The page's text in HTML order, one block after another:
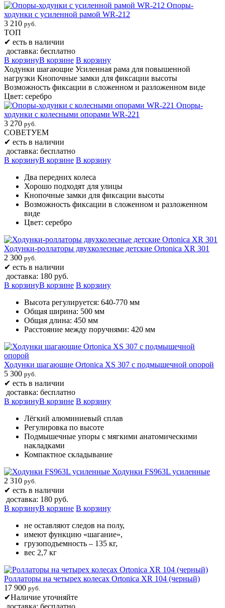
Опоры-
ходунки с усиленной рамой WR-212
3 210 руб.
ТОП
✔ есть в наличии
доставка: бесплатно
В корзинуВ корзине В корзину
Ходунки шагающие Усиленная рама для повышенной
нагрузки Кнопочные замки для фиксации высоты
Возможность фиксации в сложенном и разложенном виде
Цвет: серебро
Опоры-
ходунки с колесными опорами WR-221
3 270 руб.
СОВЕТУЕМ
✔ есть в наличии
доставка: бесплатно
В корзинуВ корзине В корзину
Два передних колеса
Хорошо подходят для улицы
Кнопочные замки для фиксации высоты
Возможность фиксации в сложенном и разложенном
виде
Цвет: серебро
Ходунки-роллаторы двухколесные детские Ortonica XR 301
2 300 руб.
✔ есть в наличии
доставка: 180 руб.
В корзинуВ корзине В корзину
Высота регулируется: 640-770 мм
Общая ширина: 500 мм
Общая длина: 450 мм
Расстояние между поручнями: 420 мм
Ходунки шагающие Ortonica XS 307 c подмышечной опорой
5 300 руб.
✔ есть в наличии
доставка: бесплатно
В корзинуВ корзине В корзину
Лёгкий алюминиевый сплав
Регулировка по высоте
Подмышечные упоры с мягкими анатомическими
накладками
Компактное складывание
Ходунки FS963L усиленные
2 310 руб.
✔ есть в наличии
доставка: 180 руб.
В корзинуВ корзине В корзину
не оставляют следов на полу,
имеют функцию «шагание»,
грузоподъемность – 135 кг,
вес 2,7 кг
Роллаторы на четырех колесах Ortonica XR 104 (черный)
17 900 руб.
✔Наличие уточняйте
доставка: бесплатно